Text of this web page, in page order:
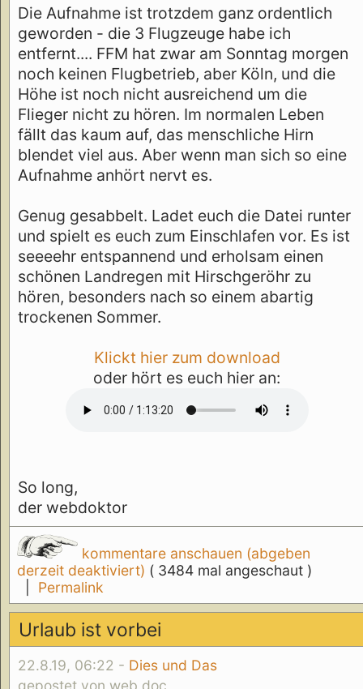
Die Aufnahme ist trotzdem ganz ordentlich
geworden - die 3 Flugzeuge habe ich
entfernt.... FFM hat zwar am Sonntag morgen
noch keinen Flugbetrieb, aber Köln, und die
Höhe ist noch nicht ausreichend um die
Flieger nicht zu hören. Im normalen Leben
fällt das kaum auf, das menschliche Hirn
blendet viel aus. Aber wenn man sich so eine
Aufnahme anhört nervt es.
Genug gesabbelt. Ladet euch die Datei runter
und spielt es euch zum Einschlafen vor. Es ist
seeeehr entspannend und erholsam einen
schönen Landregen mit Hirschgeröhr zu
hören, besonders nach so einem abartig
trockenen Sommer.
Klickt hier zum download
oder hört es euch hier an:
So long,
der webdoktor
kommentare anschauen (abgeben
derzeit deaktiviert) ( 3484 mal angeschaut )
Permalink
Urlaub ist vorbei
22.8.19, 06:22 - Dies und Das